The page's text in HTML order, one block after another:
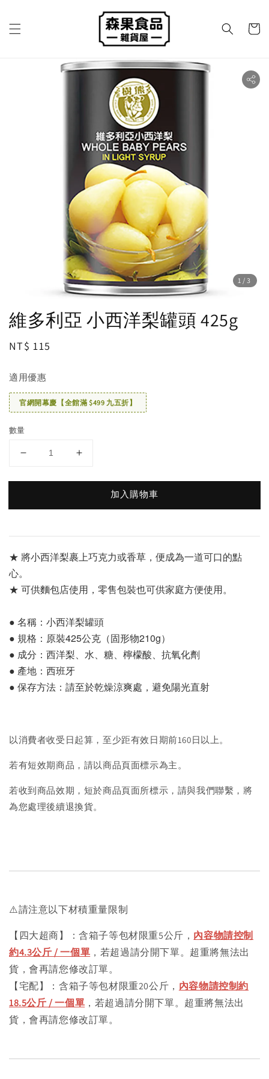
1 /3
維多利亞 小西洋梨罐頭 425g
Regular
NT$ 115
適用優惠
官網開幕慶【全館滿 $499 九五折】
數量
加入購物車
★ 將小西洋梨裹上巧克力或香草，便成為一道可口的點
心。
★ 可供麵包店使用，零售包裝也可供家庭方便使用。
● 名稱：小西洋梨罐頭
● 規格：原裝425公克（固形物210g）
● 成分：西洋梨、水、糖、檸檬酸、抗氧化劑
● 產地：西班牙
● 保存方法：請至於乾燥涼爽處，避免陽光直射
以消費者收受日起算，至少距有效日期前160日以上。
若有短效期商品，請以商品頁面標示為主。
若收到商品效期，短於商品頁面所標示，請與我們聯繫，將
為您處理後續退換貨。
⚠️請注意以下材積重量限制
【四大超商】：含箱子等包材限重5公斤， 內容物請控制
約4.3公斤 / 一個單 ，若超過請分開下單。超重將無法出
貨，會再請您修改訂單。
【宅配】：含箱子等包材限重20公斤， 內容物請控制約
18.5公斤 / 一個單 ，若超過請分開下單。超重將無法出
貨，會再請您修改訂單。